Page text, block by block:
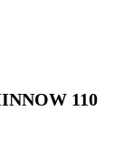
110